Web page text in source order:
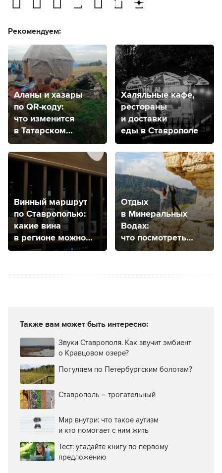
Рекомендуем:
Аланы и хазары
по QR-коду:
что изменится
в Татарском
городище?
Халяльные кафе,
рестораны
и доставки
еды в Ставрополе
Винный маршрут
по Ставрополью:
какие вина
в регионе можно
попробовать
Отдых
в Минеральных
Водах:
что посмотреть
в городе
Также вам может быть интересно:
Звуки Ставрополя. Как звучит эмбиент
о Кравцовом озере?
Погуляем по Петербургским болотам?
Ставрополь – трогательный
Мир внутри: что такое аутизм
и кто помогает с ним жить
Тест: угадайте книгу по первому
предложению